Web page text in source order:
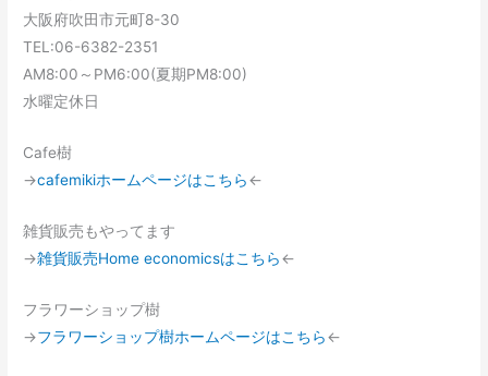
大阪府吹田市元町8-30
TEL:06-6382-2351
AM8:00～PM6:00(夏期PM8:00)
水曜定休日
Cafe樹
→cafemikiホームページはこちら←
雑貨販売もやってます
→雑貨販売Home economicsはこちら←
フラワーショップ樹
→フラワーショップ樹ホームページはこちら←